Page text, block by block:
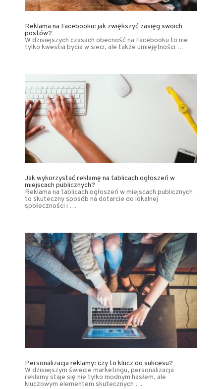
Reklama na Facebooku: jak zwiększyć zasięg swoich
postów?
W dzisiejszych czasach obecność na Facebooku to nie
tylko kwestia bycia w sieci, ale także umiejętności …
Jak wykorzystać reklamę na tablicach ogłoszeń w
miejscach publicznych?
Reklama na tablicach ogłoszeń w miejscach publicznych
to skuteczny sposób na dotarcie do lokalnej
społeczności i …
Personalizacja reklamy: czy to klucz do sukcesu?
W dzisiejszym świecie marketingu, personalizacja
reklamy staje się nie tylko modnym hasłem, ale
kluczowym elementem skutecznych …